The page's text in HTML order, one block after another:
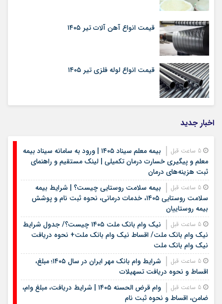
قیمت انواع آهن آلات تیر ۱۴۰۵
قیمت انواع لوله فلزی تیر ۱۴۰۵
اخبار جدید
بیمه معلم سیناد ۱۴۰۵ | ورود به سامانه سیناد بیمه
معلم و پیگیری خسارت درمان تکمیلی | لینک مستقیم و راهنمای
ثبت هزینه‌های درمان
بیمه سلامت روستایی چیست؟ | شرایط بیمه
سلامت روستایی ۱۴۰۵، خدمات درمانی، نحوه ثبت نام و پوشش
بیمه روستاییان
نیک وام بانک ملت ۱۴۰۵ چیست؟/ جدول شرایط
نیک وام بانک ملت/ اقساط نیک وام بانک ملت+ نحوه دریافت
نیک وام بانک ملت
شرایط وام بانک مهر ایران در سال ۱۴۰۵؛ مبلغ،
اقساط و نحوه دریافت تسهیلات
وام قرض الحسنه ۱۴۰۵ | شرایط دریافت، مبلغ وام،
ضامن، اقساط و نحوه ثبت نام